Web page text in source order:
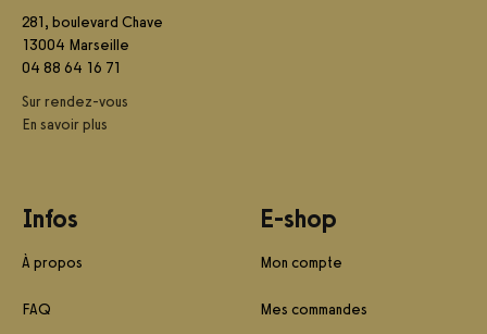
281, boulevard Chave
13004 Marseille
04 88 64 16 71
Sur rendez-vous
En savoir plus
Infos
À propos
FAQ
E-shop
Mon compte
Mes commandes